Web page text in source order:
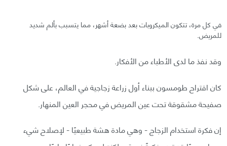
في كل مرة، تتكون الميكروبات بعد بضعة أشهر، مما يتسبب بألم شديد
للمريض.
وقد نفذ ما لدى الأطباء من الأفكار.
كان اقتراح طومسون ببناء أول زراعة زجاجية في العالم، على شكل
صفيحة مشقوقة تحت عين المريض في محجر العين المنهار.
إن فكرة استخدام الزجاج - وهي مادة هشة طبيعيًا - لإصلاح شيء